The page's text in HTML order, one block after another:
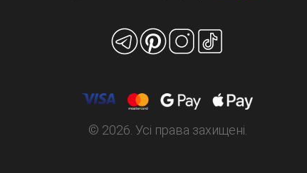
© 2026. Усі права захищені.